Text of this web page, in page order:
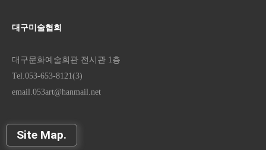
대구미술협회
대구문화예술회관 전시관 1층
Tel.053-653-8121(3)
email.053art@hanmail.net
Site Map.